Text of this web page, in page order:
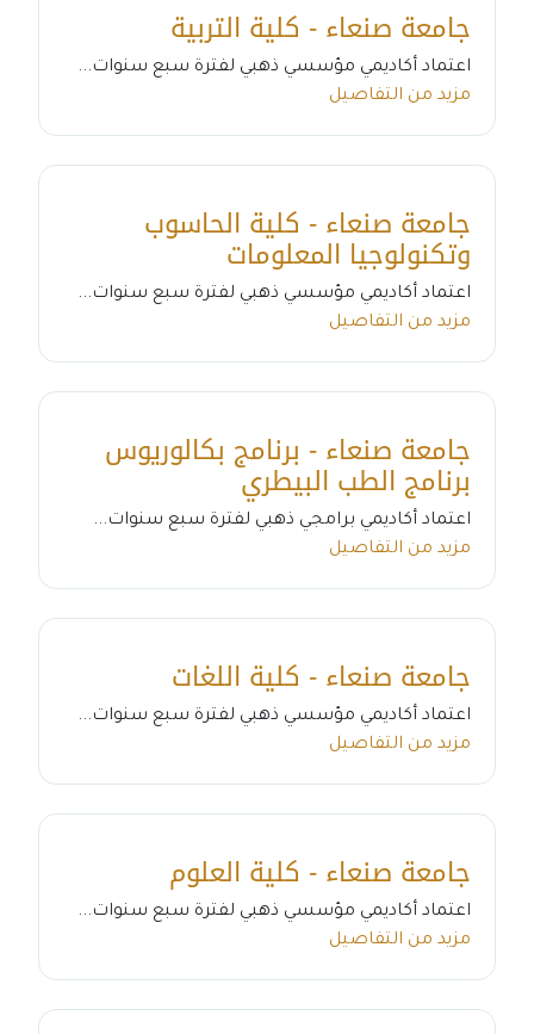
جامعة صنعاء - كلية التربية
اعتماد أكاديمي مؤسسي ذهبي لفترة سبع سنوات...
مزيد من التفاصيل
جامعة صنعاء - كلية الحاسوب
وتكنولوجيا المعلومات
اعتماد أكاديمي مؤسسي ذهبي لفترة سبع سنوات...
مزيد من التفاصيل
جامعة صنعاء - برنامج بكالوريوس
برنامج الطب البيطري
اعتماد أكاديمي برامجي ذهبي لفترة سبع سنوات...
مزيد من التفاصيل
جامعة صنعاء - كلية اللغات
اعتماد أكاديمي مؤسسي ذهبي لفترة سبع سنوات...
مزيد من التفاصيل
جامعة صنعاء - كلية العلوم
اعتماد أكاديمي مؤسسي ذهبي لفترة سبع سنوات...
مزيد من التفاصيل